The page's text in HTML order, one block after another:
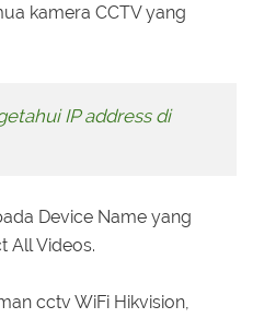
kamera CCTV yang
IP address di
Device Name yang
All Videos.
cctv WiFi Hikvision,